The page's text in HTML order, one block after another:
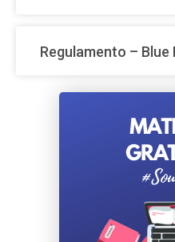
Regulamento – Blue